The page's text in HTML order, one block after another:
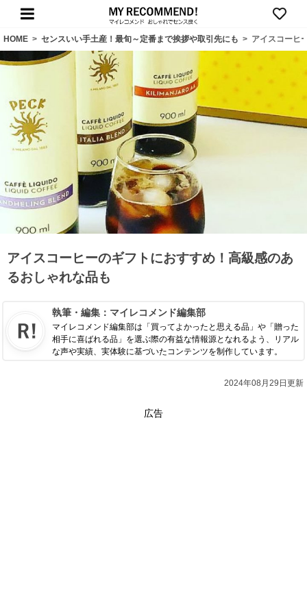
HOME > センスいい手土産！最旬～定番まで挨拶や取引先にも > アイスコーヒ
アイスコーヒーのギフトにおすすめ！高級感のあ
るおしゃれな品も
執筆・編集： マイレコメンド編集部
マイレコメンド編集部は「買ってよかったと思える品」や「贈った
相手に喜ばれる品」を選ぶ際の有益な情報源となれるよう、リアル
な声や実績、実体験に基づいたコンテンツを制作しています。
2024年08月29日更新
広告